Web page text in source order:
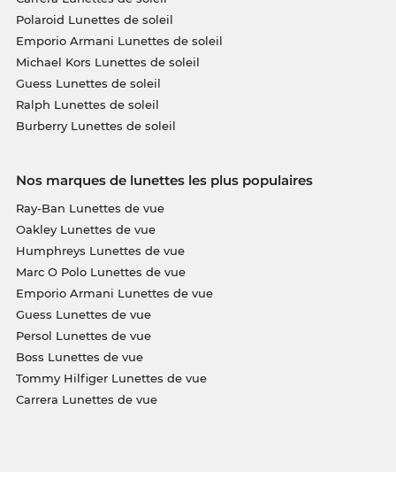
Polaroid Lunettes de soleil
Emporio Armani Lunettes de soleil
Michael Kors Lunettes de soleil
Guess Lunettes de soleil
Ralph Lunettes de soleil
Burberry Lunettes de soleil
Nos marques de lunettes les plus populaires
Ray-Ban Lunettes de vue
Oakley Lunettes de vue
Humphreys Lunettes de vue
Marc O Polo Lunettes de vue
Emporio Armani Lunettes de vue
Guess Lunettes de vue
Persol Lunettes de vue
Boss Lunettes de vue
Tommy Hilfiger Lunettes de vue
Carrera Lunettes de vue